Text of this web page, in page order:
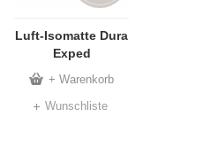
Luft-Isomatte Dura
Exped
+ Warenkorb
Wunschliste